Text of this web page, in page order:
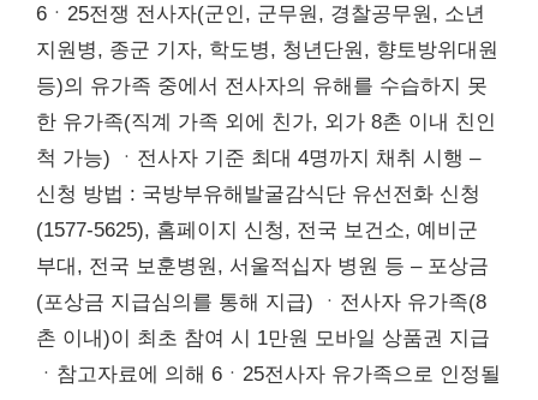
6ㆍ25전쟁 전사자(군인, 군무원, 경찰공무원, 소년
지원병, 종군 기자, 학도병, 청년단원, 향토방위대원
등)의 유가족 중에서 전사자의 유해를 수습하지 못
한 유가족(직계 가족 외에 친가, 외가 8촌 이내 친인
척 가능) ㆍ전사자 기준 최대 4명까지 채취 시행 –
신청 방법 : 국방부유해발굴감식단 유선전화 신청
(1577-5625), 홈페이지 신청, 전국 보건소, 예비군
부대, 전국 보훈병원, 서울적십자 병원 등 – 포상금
(포상금 지급심의를 통해 지급) ㆍ전사자 유가족(8
촌 이내)이 최초 참여 시 1만원 모바일 상품권 지급
ㆍ참고자료에 의해 6ㆍ25전사자 유가족으로 인정될